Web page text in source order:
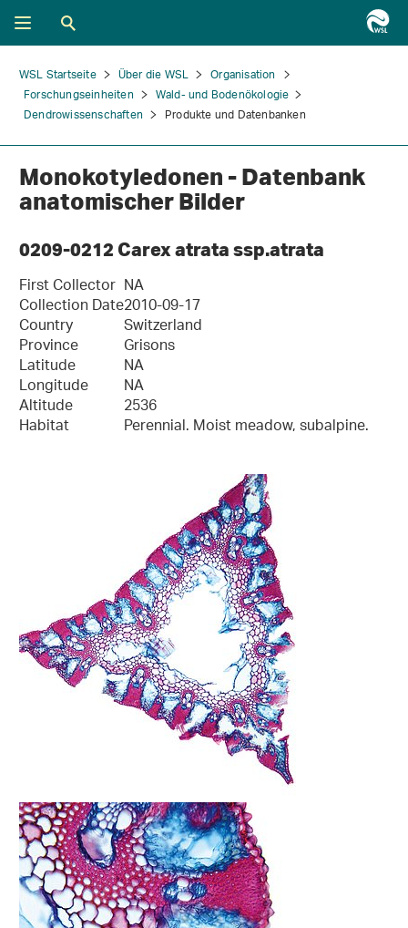
WSL Startseite Über die WSL
Organisation
Forschungseinheiten
Wald- und Bodenökologie
Dendrowissenschaften
Produkte und Datenbanken
Monokotyledonen - Datenbank
anatomischer Bilder
0209-0212 Carex atrata ssp.atrata
First Collector NA
Collection Date2010-09-17
Country Switzerland
Province Grisons
Latitude NA
Longitude NA
Altitude 2536
Habitat Perennial. Moist meadow, subalpine.